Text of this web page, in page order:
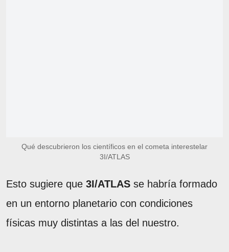
Qué descubrieron los científicos en el cometa interestelar
3I/ATLAS
Esto sugiere que 3I/ATLAS se habría formado
en un entorno planetario con condiciones
físicas muy distintas a las del nuestro.